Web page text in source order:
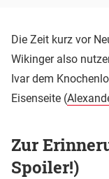
Die Zeit kurz vor
Wikinger also
Ivar dem
Eisenseite (
Zur
Spoiler!)